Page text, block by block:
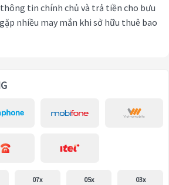
tin chính chủ và trả tiền cho bưu
nhiều may mắn khi sở hữu thuê bao
07x 05x 03x